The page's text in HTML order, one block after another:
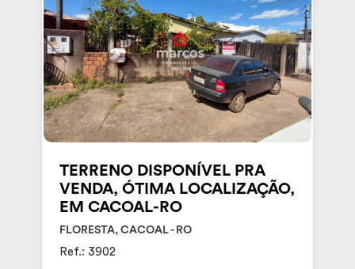
TERRENO DISPONÍVEL PRA
VENDA, ÓTIMA LOCALIZAÇÃO,
EM CACOAL-RO
FLORESTA, CACOAL - RO
Ref.: 3902